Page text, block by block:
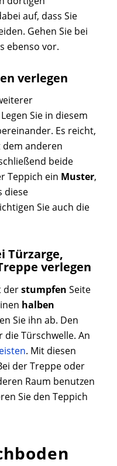
auf, dass Sie
Gehen Sie bei
ebenso vor.
verlegen
Sie in diesem
Es reicht,
dem anderen
beide
Teppich ein Muster,
diese
Sie auch die
Türzarge,
verlegen
derstumpfen Seite
halben
Sie ihn ab. Den
Türschwelle. An
. Mit diesen
der Treppe oder
Raum benutzen
Sie den Teppich